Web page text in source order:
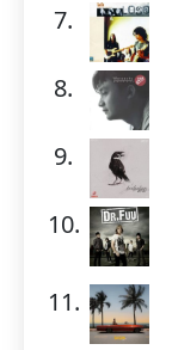
7.
8.
9.
10.
11.